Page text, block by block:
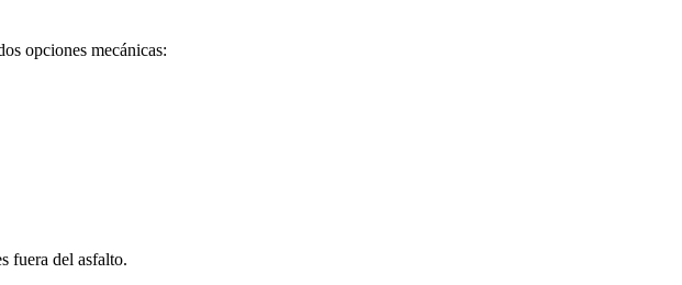
opciones mecánicas:
fuera del asfalto.